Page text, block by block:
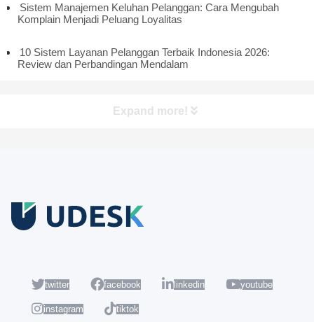
Sistem Manajemen Keluhan Pelanggan: Cara Mengubah
Komplain Menjadi Peluang Loyalitas
10 Sistem Layanan Pelanggan Terbaik Indonesia 2026:
Review dan Perbandingan Mendalam
Expand more!
twitter facebook linkedin youtube
instagram tiktok